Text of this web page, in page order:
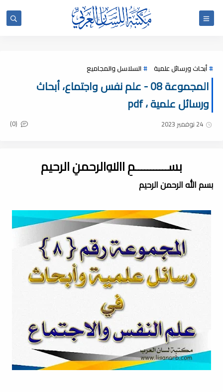
أبحاث ورسائل علمية السلاسل والمجاميع
المجموعة 08 - علم نفس واجتماع، أبحاث
ورسائل علمية ، pdf
24 نوفمبر 2023 (0)
بســـــــــــمِ اﷲِالرحمنِ الرحيم
بسم الله الرحمن الرحيم